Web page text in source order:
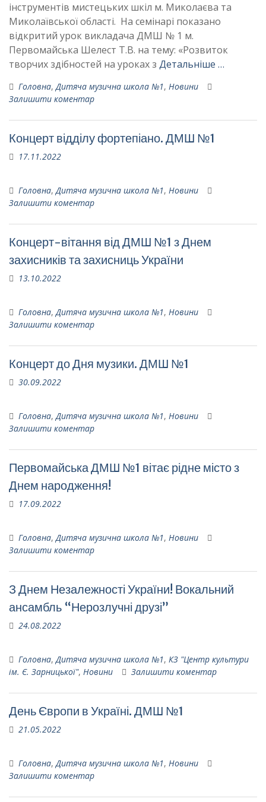
інструментів мистецьких шкіл м. Миколаєва та
Миколаївської області. На семінарі показано
відкритий урок викладача ДМШ № 1 м.
Первомайська Шелест Т.В. на тему: «Розвиток
творчих здібностей на уроках з Детальніше …
Головна,Дитяча музична школа №1, Новини
Залишити коментар
Концерт відділу фортепіано. ДМШ №1
17.11.2022
Головна,Дитяча музична школа №1, Новини
Залишити коментар
Концерт-вітання від ДМШ №1 з Днем
захисників та захисниць України
13.10.2022
Головна,Дитяча музична школа №1, Новини
Залишити коментар
Концерт до Дня музики. ДМШ №1
30.09.2022
Головна,Дитяча музична школа №1, Новини
Залишити коментар
Первомайська ДМШ №1 вітає рідне місто з
Днем народження!
17.09.2022
Головна,Дитяча музична школа №1, Новини
Залишити коментар
З Днем Незалежності України! Вокальний
ансамбль “Нерозлучні друзі”
24.08.2022
Головна,Дитяча музична школа №1, КЗ "Центр культури
ім. Є. Зарницької", Новини Залишити коментар
День Європи в Україні. ДМШ №1
21.05.2022
Головна,Дитяча музична школа №1, Новини
Залишити коментар